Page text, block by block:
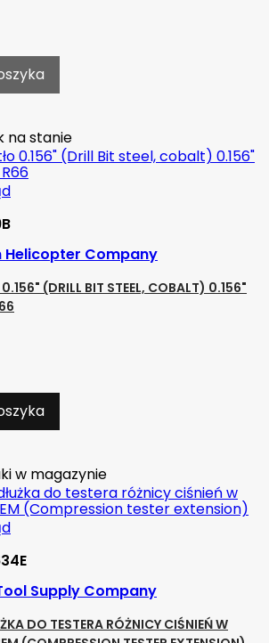
na stanie
Helicopter Company
(DRILL BIT STEEL, COBALT) 0.156"
w magazynie
Supply Company
DO TESTERA RÓŻNICY CIŚNIEŃ W